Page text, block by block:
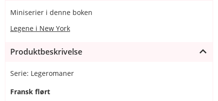
Miniserier i denne boken
Legene i New York
Produktbeskrivelse
Serie: Legeromaner
Fransk flørt